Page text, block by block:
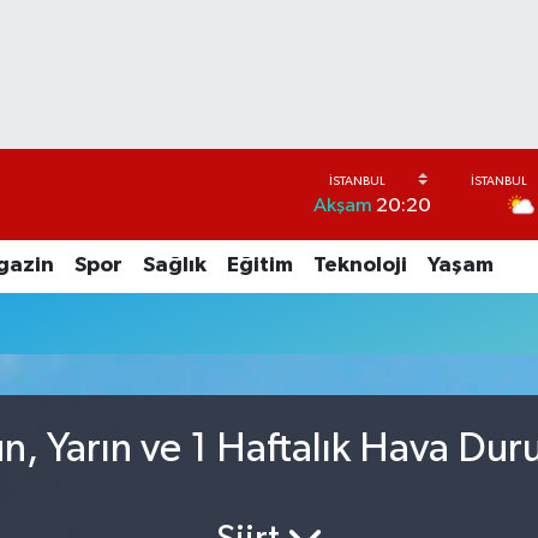
Akşam 20:20
Spor Sağlık Eğitim Teknoloji Yaşam
Yarın ve 1 Haftalık Hava